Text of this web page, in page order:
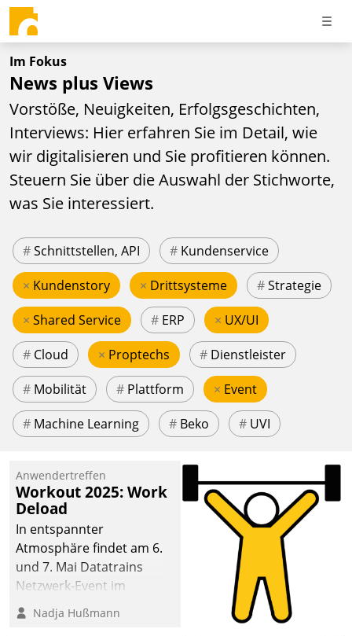
Im Fokus
News plus Views
Vorstöße, Neuigkeiten, Erfolgsgeschichten,
Interviews: Hier erfahren Sie im Detail, wie
wir digitalisieren und Sie profitieren können.
Steuern Sie über die Auswahl der Stichworte,
was Sie interessiert.
#Schnittstellen, API # Kundenservice
× Kundenstory × Drittsysteme #Strategie
× Shared Service # ERP × UX/UI
# Cloud × Proptechs # Dienstleister
# Mobilität # Plattform × Event
# Machine Learning # Beko # UVI
Anwendertreffen
Workout 2025: Work
Deload
In entspannter
Atmosphäre findet am 6.
und 7. Mai Datatrains
Netzwerk-Event im
Kunden- und Partnerkreis
statt. Zentrale Frage: Wie
Nadja Hußmann